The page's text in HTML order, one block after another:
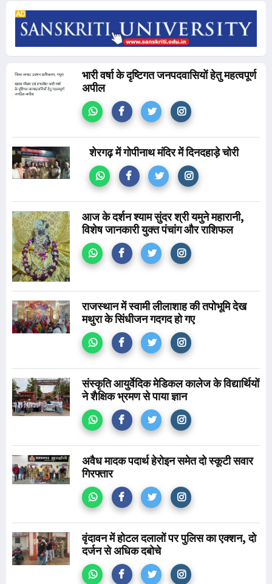
भारी वर्षा के दृष्टिगत जनपदवासियों हेतु महत्वपूर्ण
अपील
शेरगढ़ में गोपीनाथ मंदिर में दिनदहाड़े चोरी
आज के दर्शन श्याम सुंदर श्री यमुने महारानी,
विशेष जानकारी युक्त पंचांग और राशिफल
राजस्थान में स्वामी लीलाशाह की तपोभूमि देख
मथुरा के सिंधीजन गदगद हो गए
संस्कृति आयुर्वेदिक मेडिकल कालेज के विद्यार्थियों
ने शैक्षिक भ्रमण से पाया ज्ञान
अवैध मादक पदार्थ हेरोइन समेत दो स्कूटी सवार
गिरफ्तार
वृंदावन में होटल दलालों पर पुलिस का एक्शन, दो
दर्जन से अधिक दबोचे